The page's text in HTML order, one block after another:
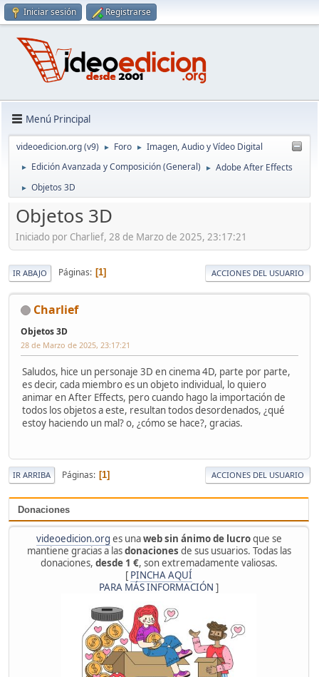
Iniciar sesión Registrarse
Menú Principal
videoedicion.org (v9) ► Foro ► Imagen, Audio y Vídeo Digital
► Edición Avanzada y Composición (General) ► Adobe After Effects
► Objetos 3D
Donaciones
videoedicion.org es unaweb sin ánimo de lucroque se
mantiene gracias a lasdonaciones de sus usuarios. Todas las
donaciones, desde 1 €, son extremadamente valiosas.
[ PINCHA AQUÍ
PARA MÁS INFORMACIÓN ]
Objetos 3D
Iniciado por Charlief, 28 de Marzo de 2025, 23:17:21
IR ABAJO Páginas 1 ACCIONES DEL USUARIO
Charlief
Objetos 3D
28 de Marzo de 2025, 23:17:21
Saludos, hice un personaje 3D en cinema 4D, parte por parte,
es decir, cada miembro es un objeto individual, lo quiero
animar en After Effects, pero cuando hago la importación de
todos los objetos a este, resultan todos desordenados, ¿qué
estoy haciendo un mal? o, ¿cómo se hace?, gracias.
IR ARRIBA Páginas 1 ACCIONES DEL USUARIO